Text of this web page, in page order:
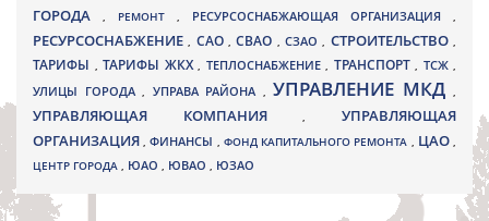
ГОРОДА
, РЕМОНТ , РЕСУРСОСНАБЖАЮЩАЯ ОРГАНИЗАЦИЯ ,
РЕСУРСОСНАБЖЕНИЕ, САО,СВАО ,СЗАО, СТРОИТЕЛЬСТВО,
ТАРИФЫ , ТАРИФЫ ЖКХ , ТЕПЛОСНАБЖЕНИЕ , ТРАНСПОРТ , ТСЖ ,
УЛИЦЫ ГОРОДА , УПРАВА РАЙОНА , УПРАВЛЕНИЕ МКД ,
УПРАВЛЯЮЩАЯ КОМПАНИЯ,УПРАВЛЯЮЩАЯ
ОРГАНИЗАЦИЯ,ФИНАНСЫ , ФОНД КАПИТАЛЬНОГО РЕМОНТА , ЦАО,
ЦЕНТР ГОРОДА , ЮАО , ЮВАО , ЮЗАО